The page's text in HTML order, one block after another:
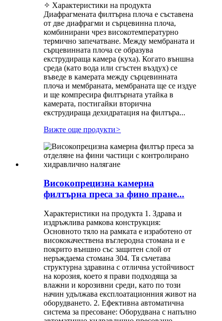
✧ Характеристики на продукта
Диафрагмената филтърна плоча е съставена
от две диафрагми и сърцевинна плоча,
комбинирани чрез високотемпературно
термично запечатване. Между мембраната и
сърцевинната плоча се образува
екструдираща камера (куха). Когато външна
среда (като вода или сгъстен въздух) се
въведе в камерата между сърцевинната
плоча и мембраната, мембраната ще се издуе
и ще компресира филтърната утайка в
камерата, постигайки вторична
екструдираща дехидратация на филтъра...
Вижте още продукти>
Високопрецизна камерна
филтърна преса за фино пране...
Характеристики на продукта 1. Здрава и
издръжлива рамкова конструкция:
Основното тяло на рамката е изработено от
висококачествена въглеродна стомана и е
покрито външно със защитен слой от
неръждаема стомана 304. Тя съчетава
структурна здравина с отлична устойчивост
на корозия, което я прави подходяща за
влажни и корозивни среди, като по този
начин удължава експлоатационния живот на
оборудването. 2. Ефективна автоматична
система за пресоване: Оборудвана с напълно